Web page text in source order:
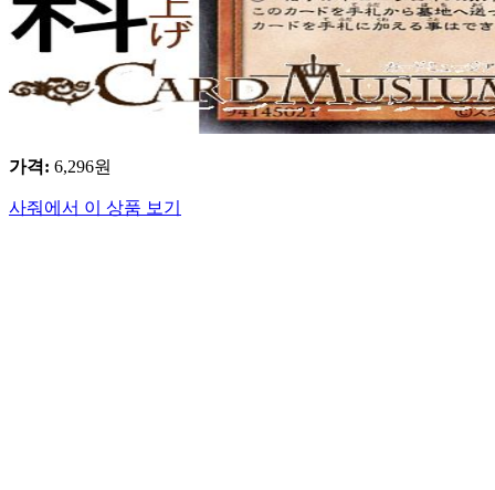
가격: 6,296원
사줘에서 이 상품 보기